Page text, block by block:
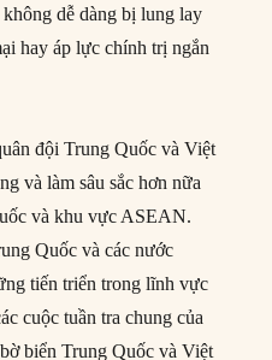
dễ dàng bị lung lay
hay áp lực chính trị ngắn
đội Trung Quốc và Việt
và làm sâu sắc hơn nữa
và khu vực ASEAN.
Quốc và các nước
tiến triển trong lĩnh vực
cuộc tuần tra chung của
biển Trung Quốc và Việt